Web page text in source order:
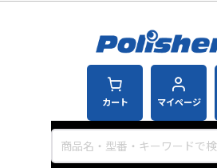
カート マイページ